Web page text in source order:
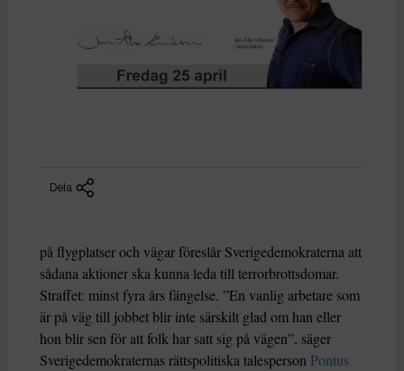
Dela
på flygplatser och vägar föreslår Sverigedemokraterna att
sådana aktioner ska kunna leda till terrorbrottsdomar.
Straffet: minst fyra års fängelse. ”En vanlig arbetare som
är på väg till jobbet blir inte särskilt glad om han eller
hon blir sen för att folk har satt sig på vägen”, säger
Sverigedemokraternas rättspolitiska talesperson Pontus